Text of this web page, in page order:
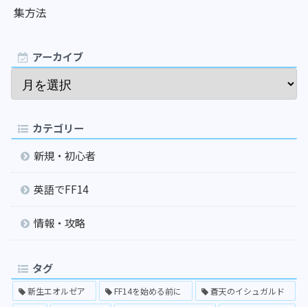
集方法
アーカイブ
カテゴリー
新規・初心者
英語でFF14
情報・攻略
タグ
新生エオルゼア FF14を始める前に
蒼天のイシュガルド